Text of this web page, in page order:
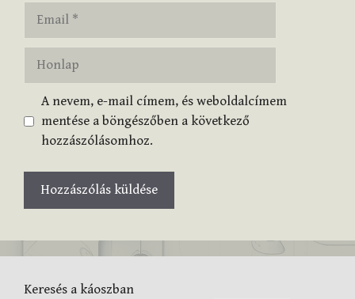
Honlap
A nevem, e-mail címem, és weboldalcímem
mentése a böngészőben a következő
hozzászólásomhoz.
Keresés a káoszban